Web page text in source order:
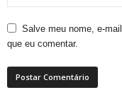
Salve meu nome, e-
que eu comentar.